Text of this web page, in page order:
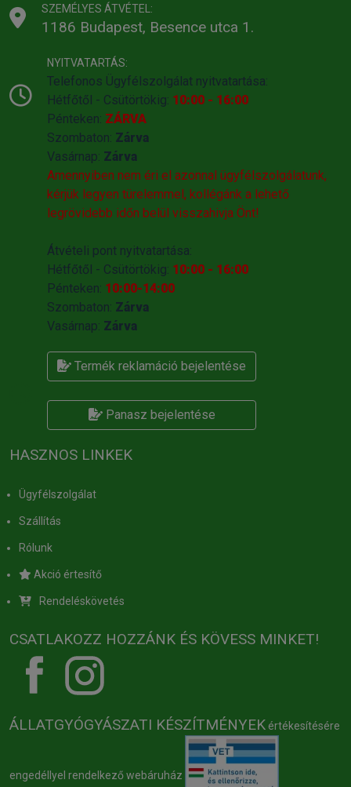
SZEMÉLYES ÁTVÉTEL:
1186 Budapest, Besence utca 1.
NYITVATARTÁS:
Telefonos Ügyfélszolgálat nyitvatartása:
Hétfőtől - Csütörtökig: 10:00 - 16:00
Pénteken: ZÁRVA
Szombaton: Zárva
Vasárnap: Zárva
Amennyiben nem éri el azonnal ügyfélszolgálatunk,
kérjük legyen türelemmel, kollégánk a lehető
legrövidebb időn belül visszahivja Önt!
Átvételi pont nyitvatartása:
Hétfőtől - Csütörtökig: 10:00 - 16:00
Pénteken: 10:00-14:00
Szombaton: Zárva
Vasárnap: Zárva
Termék reklamáció bejelentése
Panasz bejelentése
HASZNOS LINKEK
Ügyfélszolgálat
Szállítás
Rólunk
Akció értesítő
Rendeléskövetés
CSATLAKOZZ HOZZÁNK ÉS KÖVESS MINKET!
ÁLLATGYÓGYÁSZATI KÉSZÍTMÉNYEK értékesítésére
engedéllyel rendelkező webáruház